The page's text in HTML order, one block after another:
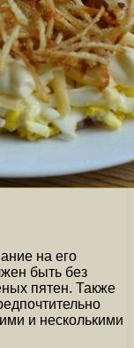
на его
быть без
пятен. Также
и несколькими